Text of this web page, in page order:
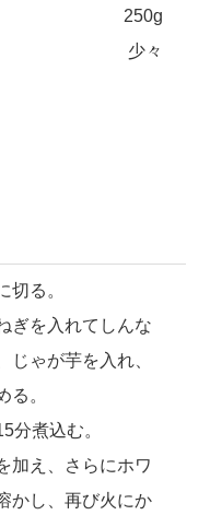
250g
少々
る。
を入れてしんな
じゃが芋を入れ、
る。
煮込む。
え、さらにホワ
かし、再び火にか